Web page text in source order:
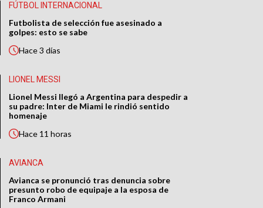
FÚTBOL INTERNACIONAL
Futbolista de selección fue asesinado a
golpes: esto se sabe
Hace3 días
LIONEL MESSI
Lionel Messi llegó a Argentina para despedir a
su padre: Inter de Miami le rindió sentido
homenaje
Hace 11 horas
AVIANCA
Avianca se pronunció tras denuncia sobre
presunto robo de equipaje a la esposa de
Franco Armani